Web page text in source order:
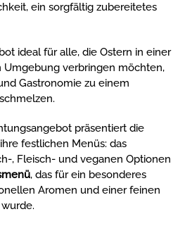
ein sorgfältig zubereitetes
ideal für alle, die Ostern in einer
Umgebung verbringen möchten,
Gastronomie zu einem
präsentiert die
festlichen Menüs: das
, Fleisch- und veganen Optionen
, das für ein besonderes
Aromen und einer feinen